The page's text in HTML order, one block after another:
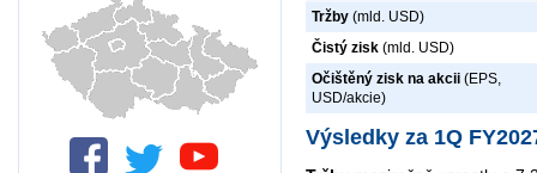
Tržby (mld. USD)
Čistý zisk (mld. USD)
Očištěný zisk na akcii (EPS,
USD/akcie)
Výsledky za 1Q